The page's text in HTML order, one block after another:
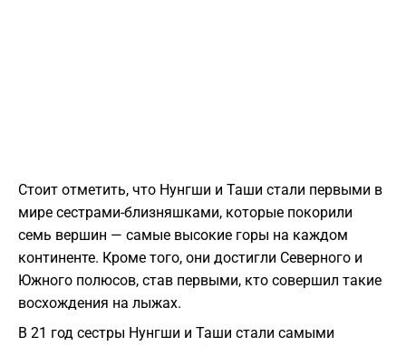
Стоит отметить, что Нунгши и Таши стали первыми в
мире сестрами-близняшками, которые покорили
семь вершин — самые высокие горы на каждом
континенте. Кроме того, они достигли Северного и
Южного полюсов, став первыми, кто совершил такие
восхождения на лыжах.
В 21 год сестры Нунгши и Таши стали самыми